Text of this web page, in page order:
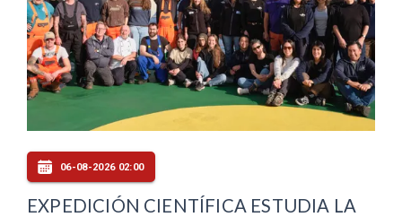
06-08-2026 02:00
EXPEDICIÓN CIENTÍFICA ESTUDIA LA